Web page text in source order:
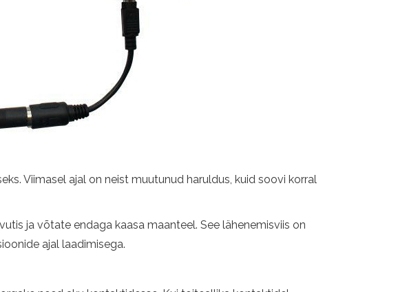
Viimasel ajal on neist muutunud haruldus, kuid soovi korral
ja võtate endaga kaasa maanteel. See lähenemisviis on
ajal laadimisega.